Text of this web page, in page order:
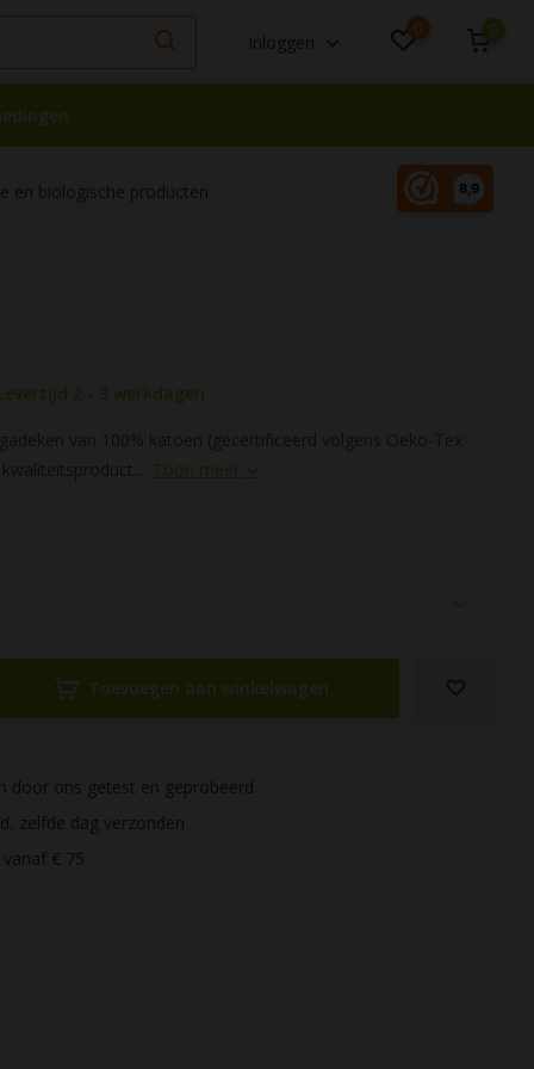
Inloggen
0 0
en biologische producten
2 - 3 werkdagen
Toon meer
Toevoegen aan winkelwagen
door ons getest en geprobeerd
zelfde dag verzonden
€ 75